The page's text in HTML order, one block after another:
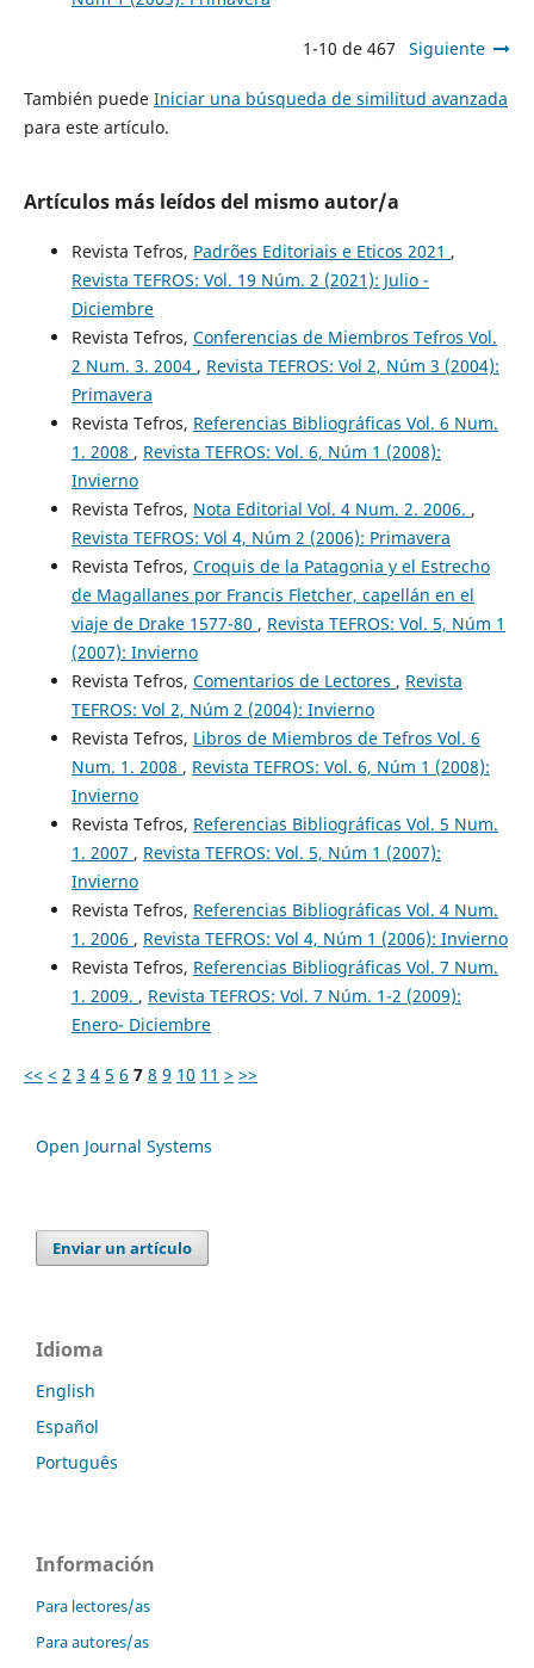
1-10 de 467 Siguiente
También puede Iniciar una búsqueda de similitud avanzada
para este artículo.
Artículos más leídos del mismo autor/a
Revista Tefros, Padrões Editoriais e Eticos 2021 ,
Revista TEFROS: Vol. 19 Núm. 2 (2021): Julio -
Diciembre
Revista Tefros, Conferencias de Miembros Tefros Vol.
2 Num. 3. 2004 , Revista TEFROS: Vol 2, Núm 3 (2004):
Primavera
Revista Tefros, Referencias Bibliográficas Vol. 6 Num.
1. 2008 , Revista TEFROS: Vol. 6, Núm 1 (2008):
Invierno
Revista Tefros, Nota Editorial Vol. 4 Num. 2. 2006. ,
Revista TEFROS: Vol 4, Núm 2 (2006): Primavera
Revista Tefros, Croquis de la Patagonia y el Estrecho
de Magallanes por Francis Fletcher, capellán en el
viaje de Drake 1577-80 , Revista TEFROS: Vol. 5, Núm 1
(2007): Invierno
Revista Tefros, Comentarios de Lectores , Revista
TEFROS: Vol 2, Núm 2 (2004): Invierno
Revista Tefros, Libros de Miembros de Tefros Vol. 6
Num. 1. 2008 , Revista TEFROS: Vol. 6, Núm 1 (2008):
Invierno
Revista Tefros, Referencias Bibliográficas Vol. 5 Num.
1. 2007 , Revista TEFROS: Vol. 5, Núm 1 (2007):
Invierno
Revista Tefros, Referencias Bibliográficas Vol. 4 Num.
1. 2006 , Revista TEFROS: Vol 4, Núm 1 (2006): Invierno
Revista Tefros, Referencias Bibliográficas Vol. 7 Num.
1. 2009. , Revista TEFROS: Vol. 7 Núm. 1-2 (2009):
Enero- Diciembre
<< < 2 3 4 5 6 7 8 9 10 11 > >>
Open Journal Systems
Enviar un artículo
Idioma
English
Español
Português
Información
Para lectores/as
Para autores/as